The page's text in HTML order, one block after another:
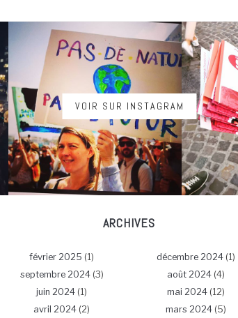
VOIR SUR INSTAGRAM
ARCHIVES
février 2025 (1) décembre 2024 (1)
septembre 2024(3) août 2024 (4)
juin 2024 (1) mai 2024 (12)
avril 2024 (2) mars 2024 (5)